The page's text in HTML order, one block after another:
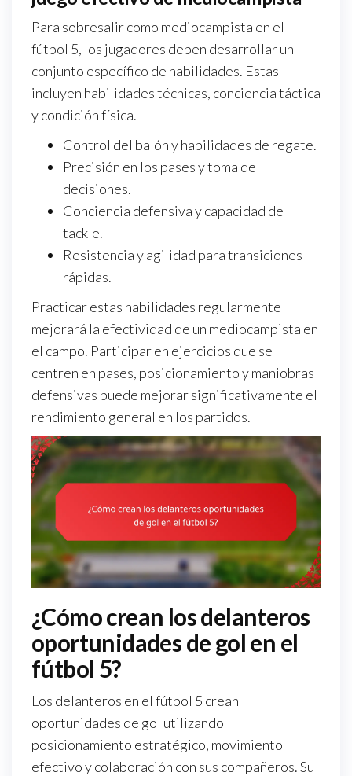
Para sobresalir como mediocampista en el
fútbol 5, los jugadores deben desarrollar un
conjunto específico de habilidades. Estas
incluyen habilidades técnicas, conciencia táctica
y condición física.
Control del balón y habilidades de regate.
Precisión en los pases y toma de
decisiones.
Conciencia defensiva y capacidad de
tackle.
Resistencia y agilidad para transiciones
rápidas.
Practicar estas habilidades regularmente
mejorará la efectividad de un mediocampista en
el campo. Participar en ejercicios que se
centren en pases, posicionamiento y maniobras
defensivas puede mejorar significativamente el
rendimiento general en los partidos.
¿Cómo crean los delanteros
oportunidades de gol en el
fútbol 5?
Los delanteros en el fútbol 5 crean
oportunidades de gol utilizando
posicionamiento estratégico, movimiento
efectivo y colaboración con sus compañeros. Su